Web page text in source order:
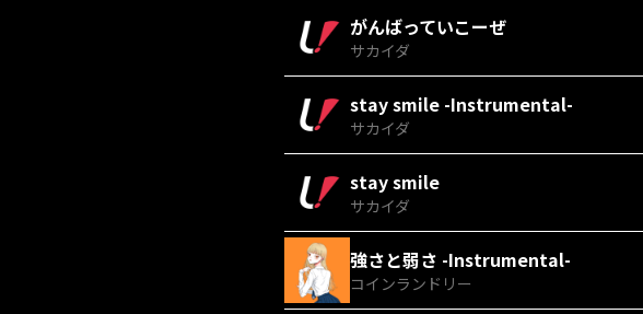
がんばっていこーぜ
サカイダ
stay smile -Instrumental-
サカイダ
stay smile
サカイダ
強さと弱さ -Instrumental-
コインランドリー